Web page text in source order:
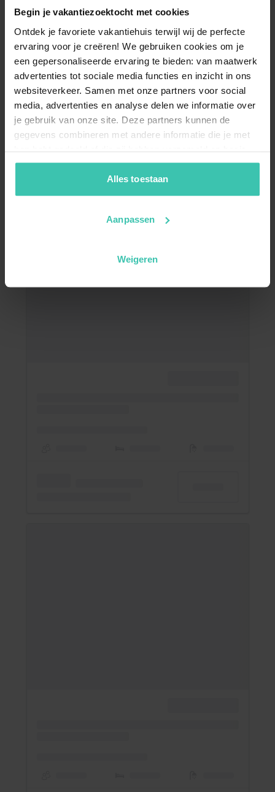
Begin je vakantiezoektocht met cookies
Ontdek je favoriete vakantiehuis terwijl wij de perfecte
ervaring voor je creëren! We gebruiken cookies om je
een gepersonaliseerde ervaring te bieden: van maatwerk
advertenties tot sociale media functies en inzicht in ons
websiteverkeer. Samen met onze partners voor social
media, advertenties en analyse delen we informatie over
je gebruik van onze site. Deze partners kunnen de
gegevens combineren met andere informatie die je met
hen hebt gedeeld of die zij hebben verzameld op basis
van je gebruik van hun diensten. Zo zorgen we ervoor dat
jouw vakantiezoektocht soepel en op maat verloopt!
Alles toestaan
Aanpassen
Weigeren